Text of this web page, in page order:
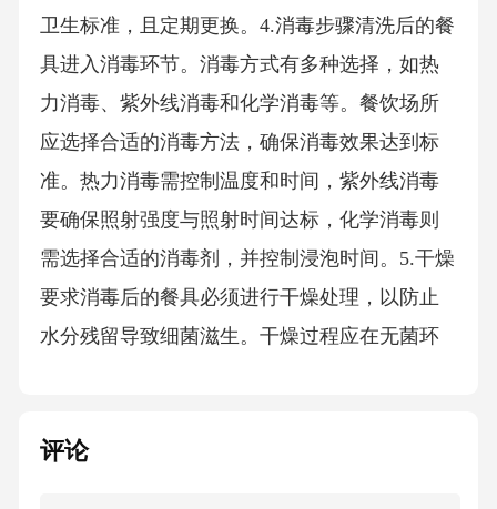
卫生标准，且定期更换。4.消毒步骤清洗后的餐
具进入消毒环节。消毒方式有多种选择，如热
力消毒、紫外线消毒和化学消毒等。餐饮场所
应选择合适的消毒方法，确保消毒效果达到标
准。热力消毒需控制温度和时间，紫外线消毒
要确保照射强度与照射时间达标，化学消毒则
需选择合适的消毒剂，并控制浸泡时间。5.干燥
要求消毒后的餐具必须进行干燥处理，以防止
水分残留导致细菌滋生。干燥过程应在无菌环
中。储存容器应定期清洗和消毒，避免霉菌滋
评论